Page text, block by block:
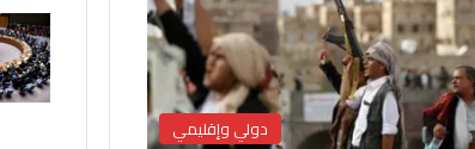
دولي وإقليمي